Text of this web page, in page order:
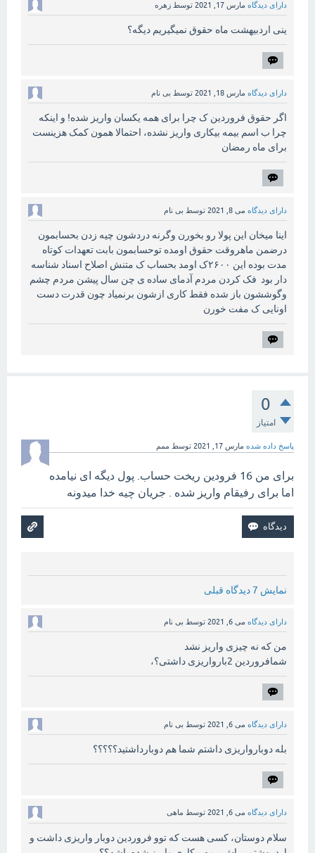
دارای دیدگاه مارس 17, 2021 توسط زهره
ینی اردبیهشت ماه حقوق نمیگیریم دیگه؟
دارای دیدگاه مارس 18, 2021 توسط بی نام
اگر حقوق فروردین ک چرا برای همه یکسان واریز شده! و اینکه
چرا ب اسم بیمه بیکاری واریز نشده، احتمالا همون کمک هزینست
برای ماه رمضان
دارای دیدگاه می 8, 2021 توسط بی نام
اینا میخان این پولا رو بخورن وگرنه دردشون چیه زدن بحسابمون
درضمن ماهروقت حقوق اومده توحسابمون بابت تعهدات کوتاه
مدت بوده این ۲۶۰۰ک اومد بحساب ک متنش اصلاح اسناد شناسه
دار بود فک کردن مردم آدمای ساده ی چن سال پیشن مردم چشم
وگوششون باز شده فقط کاری ازشون برنمیاد چون قدرت دست
اونایی ک مفت خورن
0
امتیاز
پاسخ داده شده مارس 17, 2021 توسط ممم
برای من 16 فرودین ریخت حساب. پول دیگه ای نیامده
اما برای رفیقام واریز شده . جریان چیه خدا میدونه
نمایش 7 دیدگاه قبلی
دارای دیدگاه می 6, 2021 توسط بی نام
من که نه چیزی واریز نشد
شمافروردین 2بارواریزی داشتی؟،
دارای دیدگاه می 6, 2021 توسط بی نام
بله دوبارواریزی داشتم شما هم دوبارداشتید؟؟؟؟؟
دارای دیدگاه می 6, 2021 توسط ماهی
سلام دوستان، کسی هست که توو فروردین دوبار واریزی داشت و